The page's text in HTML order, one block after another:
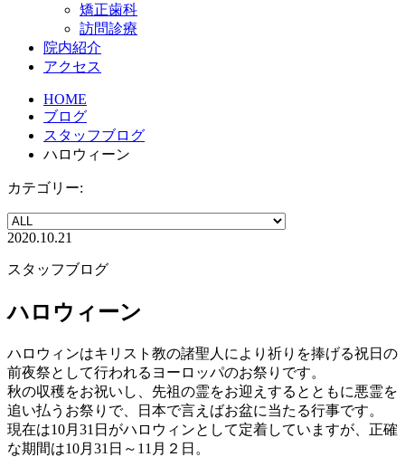
矯正歯科
訪問診療
院内紹介
アクセス
HOME
ブログ
スタッフブログ
ハロウィーン
カテゴリー:
2020.10.21
スタッフブログ
ハロウィーン
ハロウィンはキリスト教の諸聖人により祈りを捧げる祝日の
前夜祭として行われるヨーロッパのお祭りです。
秋の収穫をお祝いし、先祖の霊をお迎えするとともに悪霊を
追い払うお祭りで、日本で言えばお盆に当たる行事です。
現在は10月31日がハロウィンとして定着していますが、正確
な期間は10月31日～11月２日。